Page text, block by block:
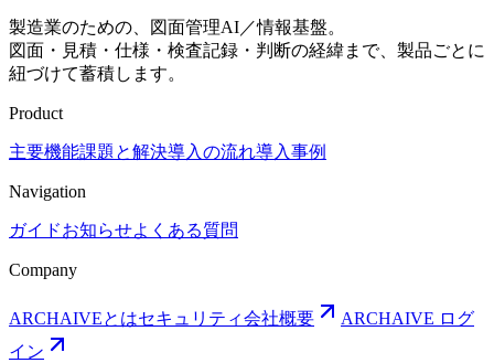
製造業のための、図面管理AI／情報基盤。
図面・見積・仕様・検査記録・判断の経緯まで、製品ごとに
紐づけて蓄積します。
Product
主要機能課題と解決導入の流れ導入事例
Navigation
ガイドお知らせよくある質問
Company
ARCHAIVEとはセキュリティ会社概要
ARCHAIVE ログ
イン